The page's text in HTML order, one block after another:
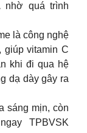
nhờ quá trình
là công nghệ
giúp vitamin C
khi đi qua hệ
dạ dày gây ra
sáng mịn, còn
TPBVSK